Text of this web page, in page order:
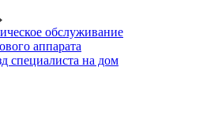
обслуживание
аппарата
специалиста на дом